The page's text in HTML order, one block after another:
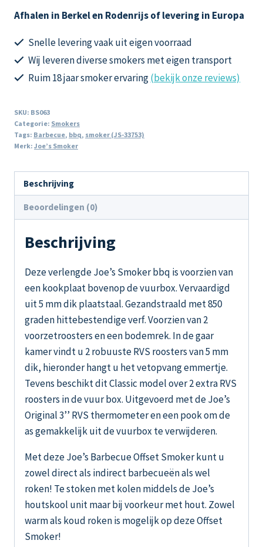
inch
Texas
Classic
Afhalen in Berkel en Rodenrijs of levering in Europa
Snelle levering vaak uit eigen voorraad
Wij leveren diverse smokers met eigen transport
Ruim 18 jaar smoker ervaring(bekijk onze reviews)
SKU: BS063
Categorie: Smokers
Tags: Barbecue, bbq, smoker (JS-33753)
Merk: Joe’s Smoker
Beschrijving
Beoordelingen (0)
Beschrijving
Deze verlengde Joe’s Smoker bbq is voorzien van
een kookplaat bovenop de vuurbox. Vervaardigd
uit 5 mm dik plaatstaal. Gezandstraald met 850
graden hittebestendige verf. Voorzien van 2
voorzetroosters en een bodemrek. In de gaar
kamer vindt u 2 robuuste RVS roosters van 5 mm
dik, hieronder hangt u het vetopvang emmertje.
Tevens beschikt dit Classic model over 2 extra RVS
roosters in de vuur box. Uitgevoerd met de Joe’s
Original 3’’ RVS thermometer en een pook om de
as gemakkelijk uit de vuurbox te verwijderen.
Met deze Joe’s Barbecue Offset Smoker kunt u
zowel direct als indirect barbecueën als wel
roken! Te stoken met kolen middels de Joe’s
houtskool unit maar bij voorkeur met hout. Zowel
warm als koud roken is mogelijk op deze Offset
Smoker!